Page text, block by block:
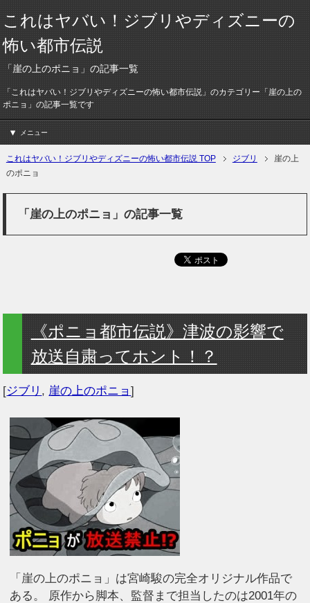
これはヤバい！ジブリやディズニーの
怖い都市伝説
「崖の上のポニョ」の記事一覧
「これはヤバい！ジブリやディズニーの怖い都市伝説」のカテゴリー「崖の上の
ポニョ」の記事一覧です
メニュー
これはヤバい！ジブリやディズニーの怖い都市伝説 TOP ジブリ
崖の上
のポニョ
「崖の上のポニョ」の記事一覧
《ポニョ都市伝説》津波の影響で
放送自粛ってホント！？
[ジブリ , 崖の上のポニョ]
「崖の上のポニョ」は宮崎駿の完全オリジナル作品で
ある。 原作から脚本、監督まで担当したのは2001年の